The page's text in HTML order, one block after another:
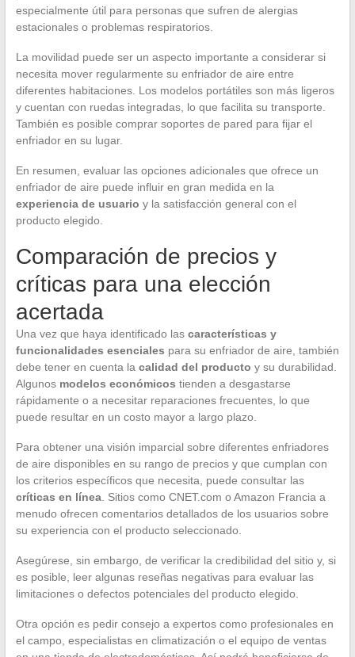
especialmente útil para personas que sufren de alergias
estacionales o problemas respiratorios.
La movilidad puede ser un aspecto importante a considerar si
necesita mover regularmente su enfriador de aire entre
diferentes habitaciones. Los modelos portátiles son más ligeros
y cuentan con ruedas integradas, lo que facilita su transporte.
También es posible comprar soportes de pared para fijar el
enfriador en su lugar.
En resumen, evaluar las opciones adicionales que ofrece un
enfriador de aire puede influir en gran medida en la
experiencia de usuario y la satisfacción general con el
producto elegido.
Comparación de precios y
críticas para una elección
acertada
Una vez que haya identificado las características y
funcionalidades esenciales para su enfriador de aire, también
debe tener en cuenta la calidad del producto y su durabilidad.
Algunos modelos económicos tienden a desgastarse
rápidamente o a necesitar reparaciones frecuentes, lo que
puede resultar en un costo mayor a largo plazo.
Para obtener una visión imparcial sobre diferentes enfriadores
de aire disponibles en su rango de precios y que cumplan con
los criterios específicos que necesita, puede consultar las
críticas en línea. Sitios como CNET.com o Amazon Francia a
menudo ofrecen comentarios detallados de los usuarios sobre
su experiencia con el producto seleccionado.
Asegúrese, sin embargo, de verificar la credibilidad del sitio y, si
es posible, leer algunas reseñas negativas para evaluar las
limitaciones o defectos potenciales del producto elegido.
Otra opción es pedir consejo a expertos como profesionales en
el campo, especialistas en climatización o el equipo de ventas